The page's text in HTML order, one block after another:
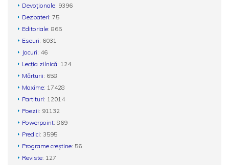
Devoționale: 9396
Dezbateri: 75
Editoriale: 865
Eseuri: 6031
Jocuri: 46
Lecția zilnică: 124
Mărturii: 658
Maxime: 17428
Partituri: 12014
Poezii: 91132
Powerpoint: 869
Predici: 3595
Programe creștine: 56
Reviste: 127